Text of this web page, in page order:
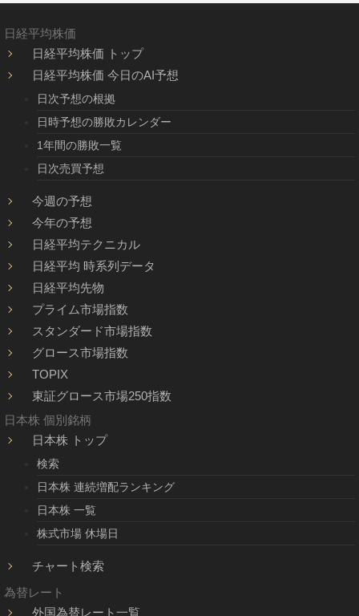
日経平均株価
日経平均株価 トップ
日経平均株価 今日のAI予想
日次予想の根拠
日時予想の勝敗カレンダー
1年間の勝敗一覧
日次売買予想
今週の予想
今年の予想
日経平均テクニカル
日経平均 時系列データ
日経平均先物
プライム市場指数
スタンダード市場指数
グロース市場指数
TOPIX
東証グロース市場250指数
日本株 個別銘柄
日本株 トップ
検索
日本株 連続増配ランキング
日本株 一覧
株式市場 休場日
チャート検索
為替レート
外国為替レート一覧